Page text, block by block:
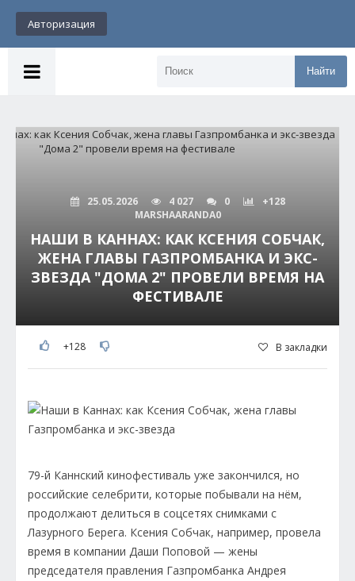
Авторизация
Найти
25.05.2026 4 027 0
+128
MARSHAARANDA0
НАШИ В КАННАХ: КАК КСЕНИЯ СОБЧАК,
ЖЕНА ГЛАВЫ ГАЗПРОМБАНКА И ЭКС-
ЗВЕЗДА "ДОМА 2" ПРОВЕЛИ ВРЕМЯ НА
ФЕСТИВАЛЕ
+128 В закладки
79-й Каннский кинофестиваль уже закончился, но
российские селебрити, которые побывали на нём,
продолжают делиться в соцсетях снимками с
Лазурного Берега. Ксения Собчак, например, провела
время в компании Даши Поповой — жены
председателя правления Газпромбанка Андрея